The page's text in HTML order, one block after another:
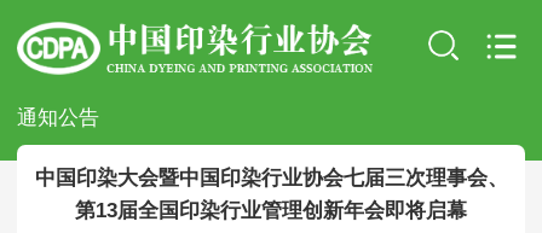
通知公告
中国印染大会暨中国印染行业协会七届三次理事会、
第13届全国印染行业管理创新年会即将启幕